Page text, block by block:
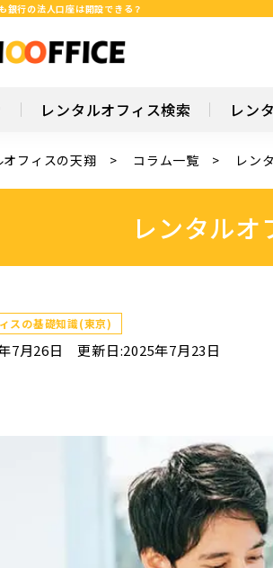
銀行の法人口座は開設できる？
レンタルオフィス検索 レン
フィスの天翔 コラム一覧 レン
レンタルオ
スの基礎知識(東京)
年7月26日更新日:2025年7月23日